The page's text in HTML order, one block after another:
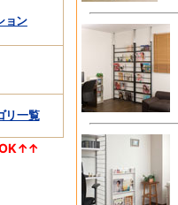
ョン
リ一覧